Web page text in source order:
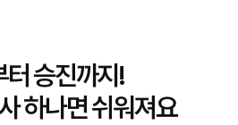
터 승진까지!
하나면 쉬워져요